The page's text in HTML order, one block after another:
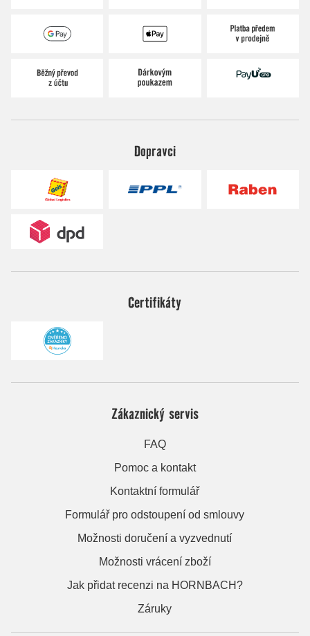
Dopravci
Certifikáty
Zákaznický servis
FAQ
Pomoc a kontakt
Kontaktní formulář
Formulář pro odstoupení od smlouvy
Možnosti doručení a vyzvednutí
Možnosti vrácení zboží
Jak přidat recenzi na HORNBACH?
Záruky